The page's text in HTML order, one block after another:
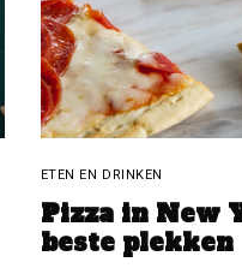
ETEN EN DRINKEN
Pizza in New
beste plekken